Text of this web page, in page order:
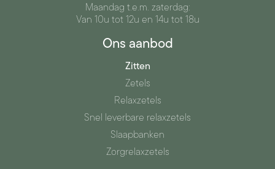
Maandag t.e.m. zaterdag:
Van 10u tot 12u en 14u tot 18u
Ons aanbod
Zitten
Zetels
Relaxzetels
Snel leverbare relaxzetels
Slaapbanken
Zorgrelaxzetels